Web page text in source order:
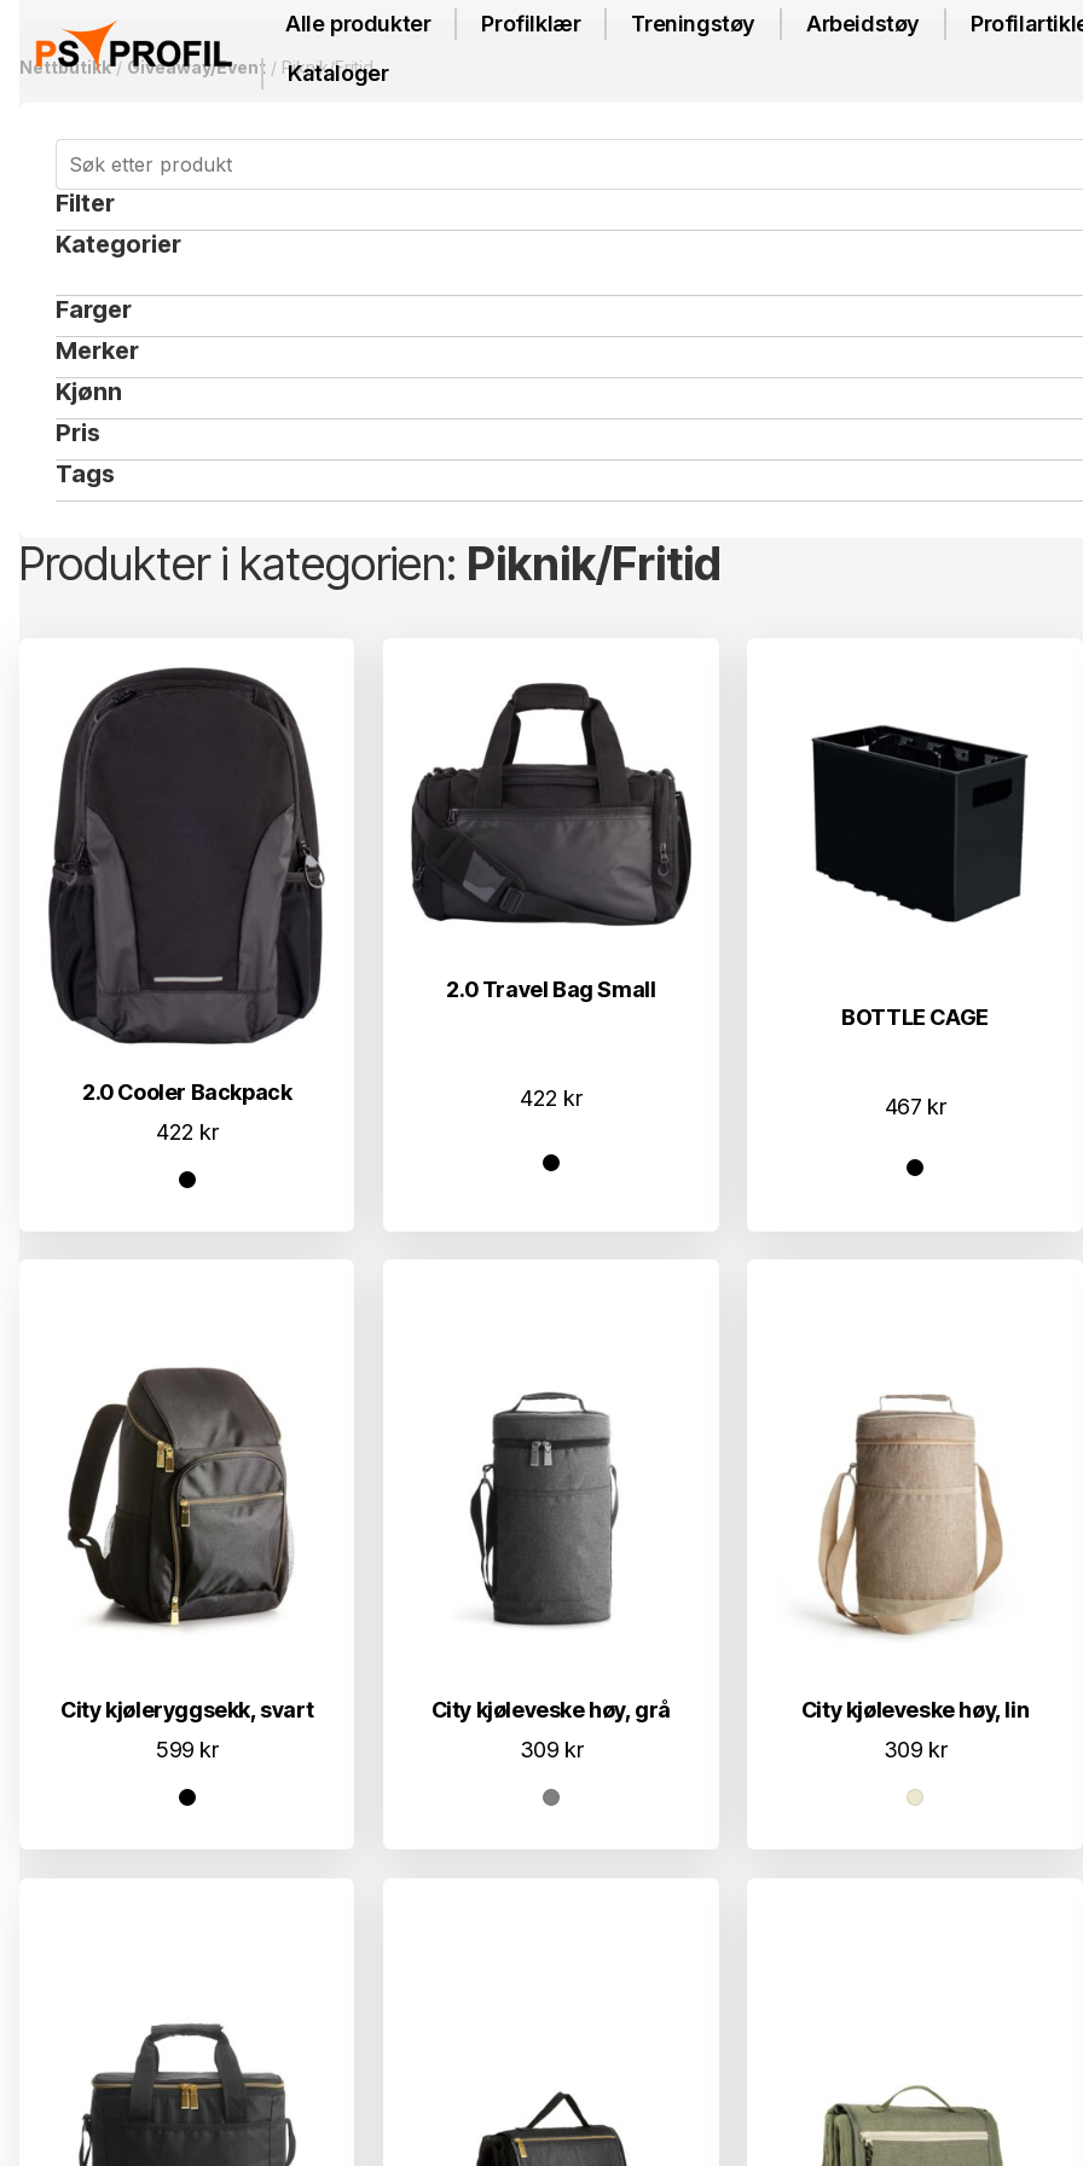
Alle produkter Profilklær Treningstøy Arbeidstøy
Kataloger
Nettbutikk/ Giveaway/Event / Piknik/Fritid
Filter
Kategorier
Farger
Merker
Kjønn
Pris
Tags
Produkter i kategorien: Piknik/Fritid
2.0 Cooler Backpack
422 kr
2.0 Travel Bag Small
422 kr
BOTTLE CAGE
467 kr
City kjøleryggsekk, svart
599 kr
City kjøleveske høy, grå
309 kr
City kjøleveske høy, lin
309 kr